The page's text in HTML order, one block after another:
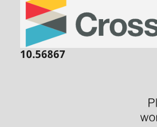
10.56867